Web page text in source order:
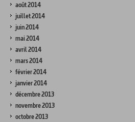
août 2014
juillet 2014
juin 2014
mai 2014
avril 2014
mars 2014
février 2014
janvier 2014
décembre 2013
novembre 2013
octobre 2013